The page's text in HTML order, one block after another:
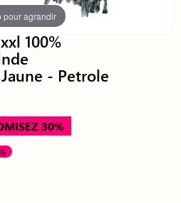
pour agrandir
100%
- Petrole
30%